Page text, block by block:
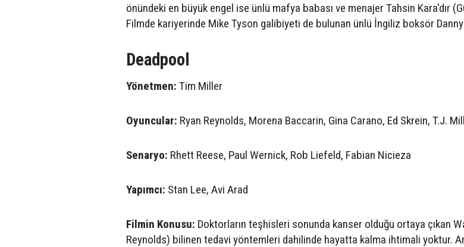
önündeki en büyük engel ise ünlü mafya babası ve menajer Tahsin Kara'dır
Filmde kariyerinde Mike Tyson galibiyeti de bulunan ünlü İngiliz boksör
Deadpool
Yönetmen: Tim Miller
Oyuncular: Ryan Reynolds, Morena Baccarin, Gina Carano, Ed Skrein, T.J.
Senaryo: Rhett Reese, Paul Wernick, Rob Liefeld, Fabian Nicieza
Yapımcı: Stan Lee, Avi Arad
Filmin Konusu: Doktorların teşhisleri sonunda kanser olduğu ortaya çıkan
Reynolds) bilinen tedavi yöntemleri dahilinde hayatta kalma ihtimali yoktur.